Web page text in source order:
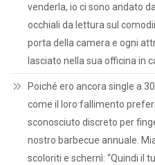
venderla, io ci sono andato
occhiali da lettura sul
porta della camera e ogni
lasciato nella sua officina in
Poiché ero ancora single a
come il loro fallimento
sconosciuto discreto per
nostro barbecue annuale.
scoloriti e schernì: “Quindi il